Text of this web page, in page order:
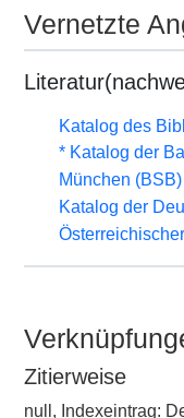
Vernetzte
Katalog des
* Katalog der
München (BSB)
Katalog der
Zitierweise
null, Indexeintrag: